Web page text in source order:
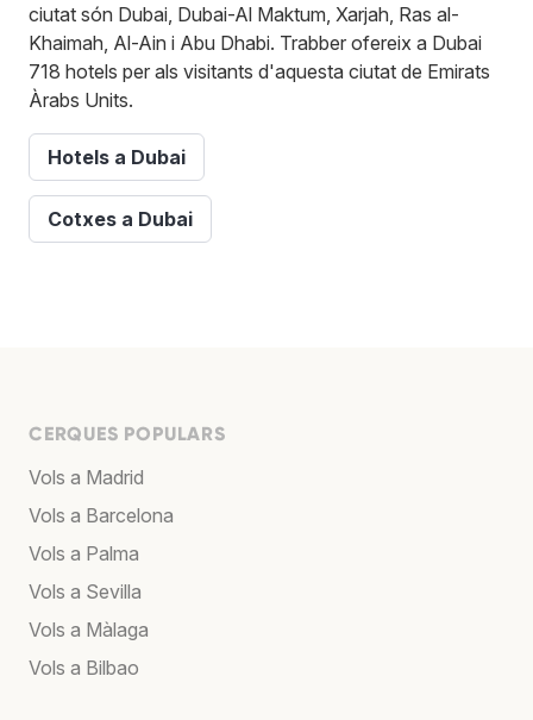
ciutat són Dubai, Dubai-Al Maktum, Xarjah, Ras al-
Khaimah, Al-Ain i Abu Dhabi. Trabber ofereix a Dubai
718 hotels per als visitants d'aquesta ciutat de Emirats
Àrabs Units.
Hotels a Dubai
Cotxes a Dubai
CERQUES POPULARS
Vols a Madrid
Vols a Barcelona
Vols a Palma
Vols a Sevilla
Vols a Màlaga
Vols a Bilbao